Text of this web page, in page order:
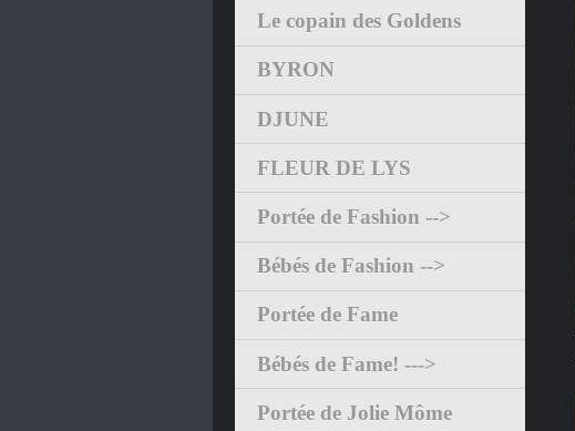
Le copain des Goldens
BYRON
DJUNE
FLEUR DE LYS
Portée de Fashion -->
Bébés de Fashion -->
Portée de Fame
Bébés de Fame! --->
Portée de Jolie Môme